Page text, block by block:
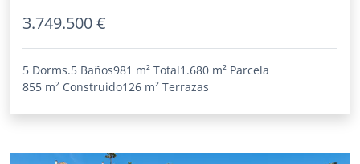
3.749.500 €
5 Dorms.5 Baños981 m² Total1.680 m² Parcela
855 m² Construido126 m² Terrazas